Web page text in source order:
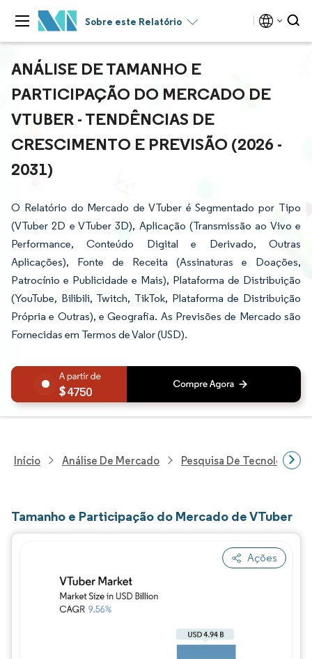
Sobre este Relatório
ANÁLISE DE TAMANHO E
PARTICIPAÇÃO DO MERCADO DE
VTUBER - TENDÊNCIAS DE
CRESCIMENTO E PREVISÃO (2026 -
2031)
O Relatório do Mercado de VTuber é Segmentado por Tipo
(VTuber 2D e VTuber 3D), Aplicação (Transmissão ao Vivo e
Performance, Conteúdo Digital e Derivado, Outras
Aplicações), Fonte de Receita (Assinaturas e Doações,
Patrocínio e Publicidade e Mais), Plataforma de Distribuição
(YouTube, Bilibili, Twitch, TikTok, Plataforma de Distribuição
Própria e Outras), e Geografia. As Previsões de Mercado são
Fornecidas em Termos de Valor (USD).
4750
Início Análise De Mercado Pesquisa De Tecnologia,
Tamanho e Participação do Mercado de VTuber
Ações